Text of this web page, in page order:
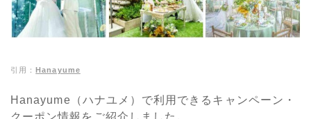
引用： Hanayume
Hanayume（ハナユメ）で利用できるキャンペーン・